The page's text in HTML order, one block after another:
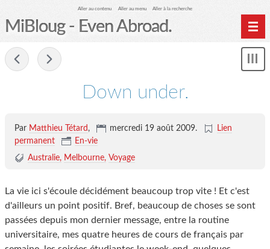
Aller au contenu Aller au menu Aller à la recherche
MiBloug - Even Abroad.
Down under.
Par Matthieu Tétard , mercredi 19 août 2009.
Lien
permanent
En-vie
Australie
Melbourne Voyage
La vie ici s'écoule décidément beaucoup trop vite ! Et c'est
d'ailleurs un point positif. Bref, beaucoup de choses se sont
passées depuis mon dernier message, entre la routine
universitaire, mes quatre heures de cours de français par